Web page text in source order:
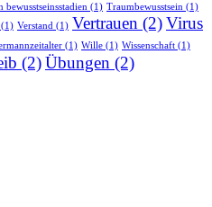
bewusstseinsstadien (1) Traumbewusstsein (1)
(1) Verstand (1) Vertrauen (2)Virus
(1) Wille (1) Wissenschaft (1)
(2)Übungen (2)